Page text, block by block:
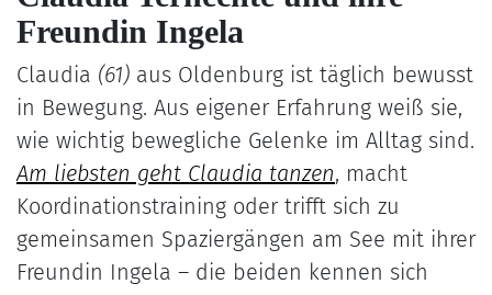
Freundin Ingela
Claudia (61) aus Oldenburg ist täglich bewusst
in Bewegung. Aus eigener Erfahrung weiß sie,
wie wichtig bewegliche Gelenke im Alltag sind.
Am liebsten geht Claudia tanzen, macht
Koordinationstraining oder trifft sich zu
gemeinsamen Spaziergängen am See mit ihrer
Freundin Ingela – die beiden kennen sich